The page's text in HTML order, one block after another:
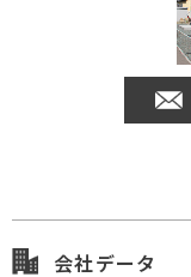
会社データ